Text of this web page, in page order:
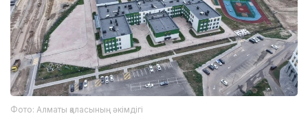
Фото: Алматы қаласының әкімдігі